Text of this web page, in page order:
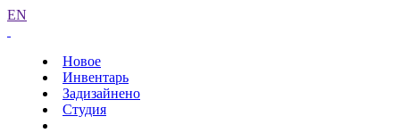
EN
Новое
Инвентарь
Задизайнено
Студия